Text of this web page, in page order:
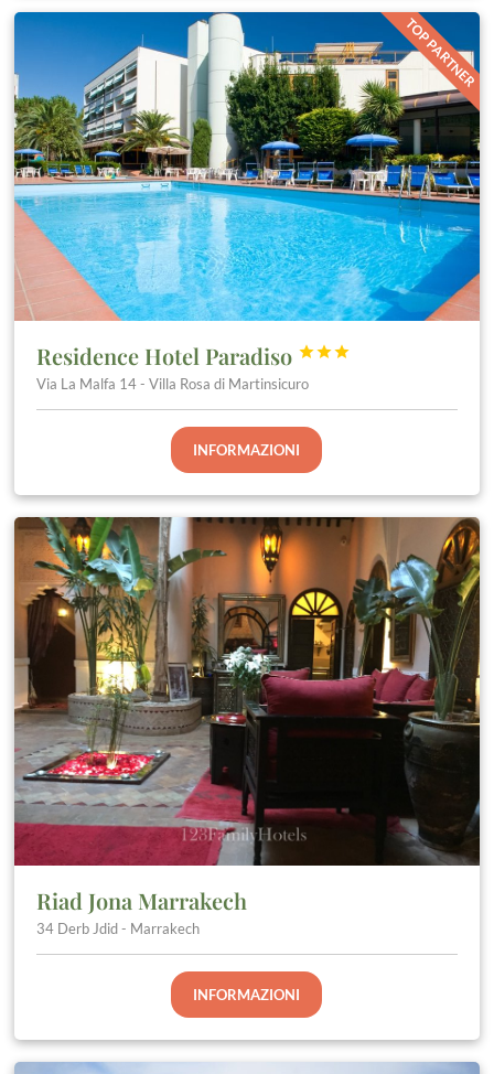
TOP PARTNER
Residence Hotel Paradiso 


Via La Malfa 14 - Villa Rosa di Martinsicuro
INFORMAZIONI
Riad Jona Marrakech
34 Derb Jdid - Marrakech
INFORMAZIONI